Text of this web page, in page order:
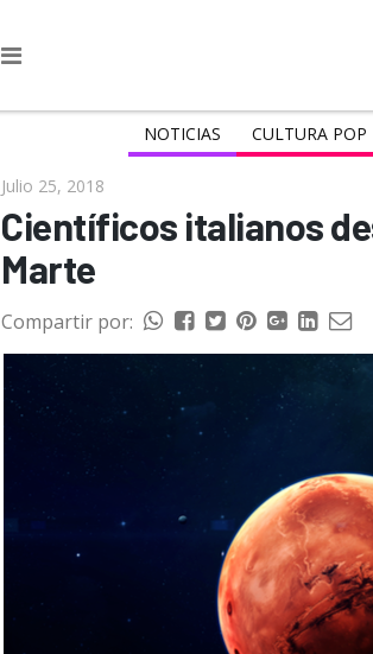
NOTICIAS CULTURA POP
Julio 25, 2018
Científicos italianos
Marte
Compartir por: